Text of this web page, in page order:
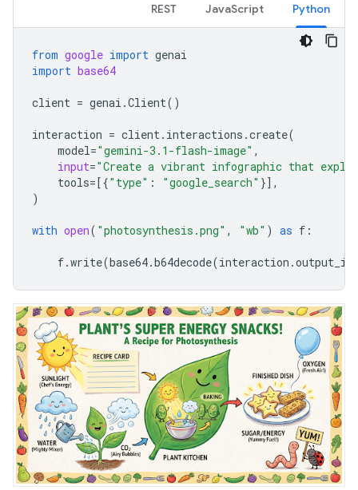
Python
JavaScript
REST
from google import genai
import base64
client = genai .Client()
interaction = client. interactions .create(
model="gemini-3.1-flash-image" ,
input="Create a vibrant infographic that
tools=[{"type" : "google_search" }],
)
with open( "photosynthesis.png" , "wb" ) as f :
f.write(base64.b64decode(interaction .